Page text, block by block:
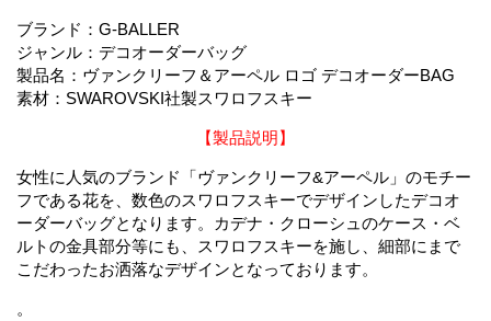
ブランド：G-BALLER
ジャンル：デコオーダーバッグ
製品名：ヴァンクリーフ＆アーペル ロゴ デコオーダーBAG
素材：SWAROVSKI社製スワロフスキー
【製品説明】
女性に人気のブランド「ヴァンクリーフ&アーペル」のモチー
フである花を、数色のスワロフスキーでデザインしたデコオ
ーダーバッグとなります。カデナ・クローシュのケース・ベ
ルトの金具部分等にも、スワロフスキーを施し、細部にまで
こだわったお洒落なデザインとなっております。
。